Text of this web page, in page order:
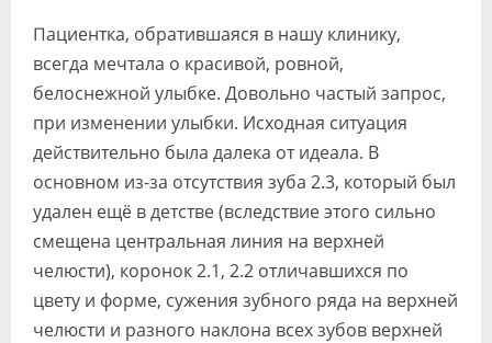
Форум
Специалисты
Галерея
Блоги
Лаборатории
Пациентка, обратившаяся в нашу клинику,
всегда мечтала о красивой, ровной,
белоснежной улыбке. Довольно частый запрос,
при изменении улыбки. Исходная ситуация
действительно была далека от идеала. В
основном из-за отсутствия зуба 2.3, который был
удален ещё в детстве (вследствие этого сильно
смещена центральная линия на верхней
челюсти), коронок 2.1, 2.2 отличавшихся по
цвету и форме, сужения зубного ряда на верхней
челюсти и разного наклона всех зубов верхней